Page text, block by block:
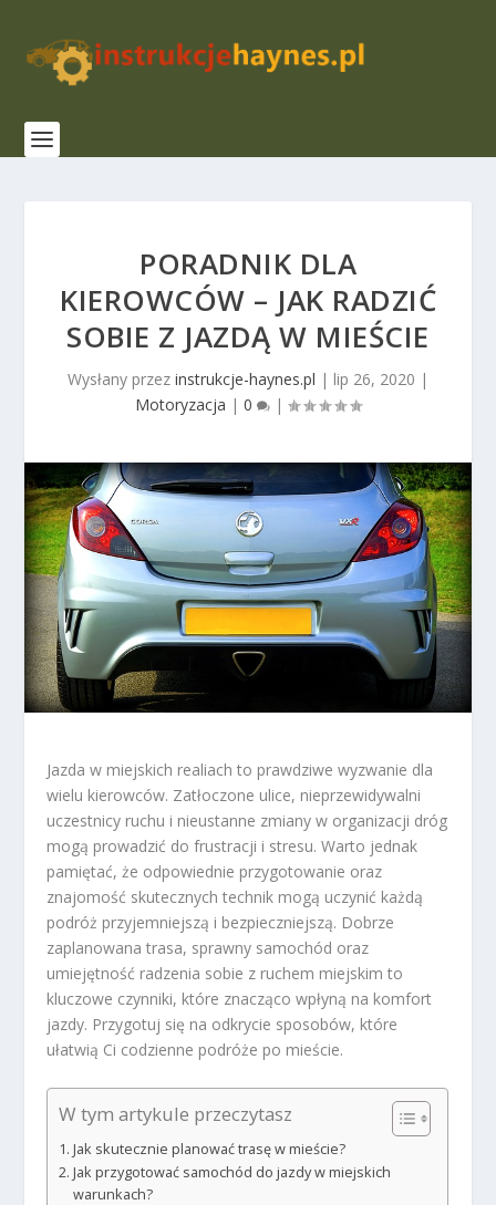
PORADNIK DLA
KIEROWCÓW – JAK RADZIĆ
SOBIE Z JAZDĄ W MIEŚCIE
Wysłany przez instrukcje-haynes.pl | lip 26, 2020 |
Motoryzacja | 0 |
Jazda w miejskich realiach to prawdziwe wyzwanie dla
wielu kierowców. Zatłoczone ulice, nieprzewidywalni
uczestnicy ruchu i nieustanne zmiany w organizacji dróg
mogą prowadzić do frustracji i stresu. Warto jednak
pamiętać, że odpowiednie przygotowanie oraz
znajomość skutecznych technik mogą uczynić każdą
podróż przyjemniejszą i bezpieczniejszą. Dobrze
zaplanowana trasa, sprawny samochód oraz
umiejętność radzenia sobie z ruchem miejskim to
kluczowe czynniki, które znacząco wpłyną na komfort
jazdy. Przygotuj się na odkrycie sposobów, które
ułatwią Ci codzienne podróże po mieście.
W tym artykule przeczytasz
Jak skutecznie planować trasę w mieście?
Jak przygotować samochód do jazdy w miejskich
warunkach?